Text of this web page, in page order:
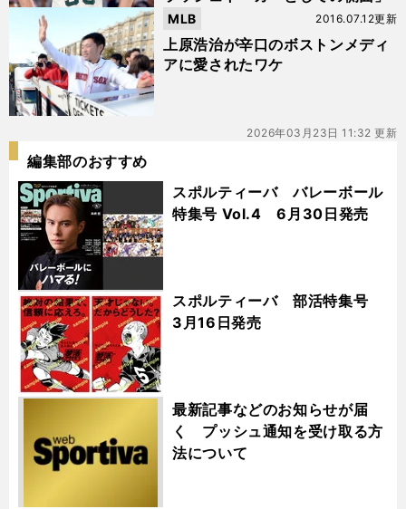
上原浩治が辛口のボストンメディ
アに愛されたワケ
2016.07.12更新
MLB
2026年03月23日 11:32 更新
編集部のおすすめ
スポルティーバ バレーボール
特集号 Vol.4 6月30日発売
スポルティーバ 部活特集号
3月16日発売
最新記事などのお知らせが届
く プッシュ通知を受け取る方
法について